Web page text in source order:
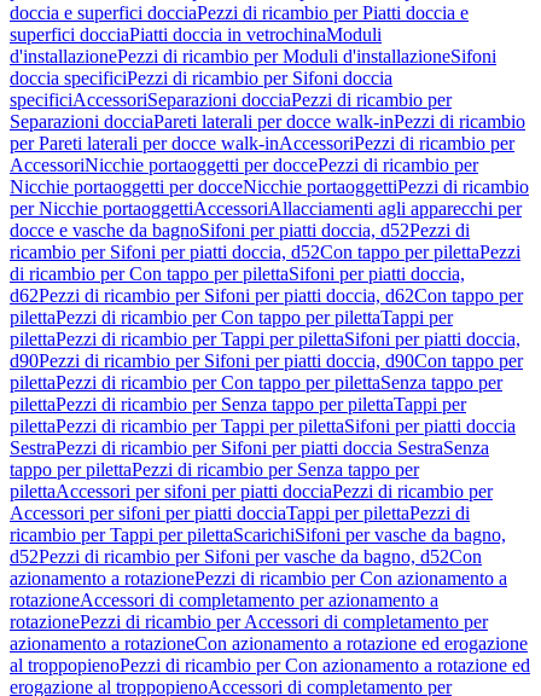
doccia e superfici docciaPezzi di ricambio per Piatti doccia e
superfici docciaPiatti doccia in vetrochinaModuli
d'installazionePezzi di ricambio per Moduli d'installazioneSifoni
doccia specificiPezzi di ricambio per Sifoni doccia
specificiAccessoriSeparazioni docciaPezzi di ricambio per
Separazioni docciaPareti laterali per docce walk-inPezzi di ricambio
per Pareti laterali per docce walk-inAccessoriPezzi di ricambio per
AccessoriNicchie portaoggetti per doccePezzi di ricambio per
Nicchie portaoggetti per docceNicchie portaoggettiPezzi di ricambio
per Nicchie portaoggettiAccessoriAllacciamenti agli apparecchi per
docce e vasche da bagnoSifoni per piatti doccia, d52Pezzi di
ricambio per Sifoni per piatti doccia, d52Con tappo per pilettaPezzi
di ricambio per Con tappo per pilettaSifoni per piatti doccia,
d62Pezzi di ricambio per Sifoni per piatti doccia, d62Con tappo per
pilettaPezzi di ricambio per Con tappo per pilettaTappi per
pilettaPezzi di ricambio per Tappi per pilettaSifoni per piatti doccia,
d90Pezzi di ricambio per Sifoni per piatti doccia, d90Con tappo per
pilettaPezzi di ricambio per Con tappo per pilettaSenza tappo per
pilettaPezzi di ricambio per Senza tappo per pilettaTappi per
pilettaPezzi di ricambio per Tappi per pilettaSifoni per piatti doccia
SestraPezzi di ricambio per Sifoni per piatti doccia SestraSenza
tappo per pilettaPezzi di ricambio per Senza tappo per
pilettaAccessori per sifoni per piatti docciaPezzi di ricambio per
Accessori per sifoni per piatti docciaTappi per pilettaPezzi di
ricambio per Tappi per pilettaScarichiSifoni per vasche da bagno,
d52Pezzi di ricambio per Sifoni per vasche da bagno, d52Con
azionamento a rotazionePezzi di ricambio per Con azionamento a
rotazioneAccessori di completamento per azionamento a
rotazionePezzi di ricambio per Accessori di completamento per
azionamento a rotazioneCon azionamento a rotazione ed erogazione
al troppopienoPezzi di ricambio per Con azionamento a rotazione ed
erogazione al troppopienoAccessori di completamento per